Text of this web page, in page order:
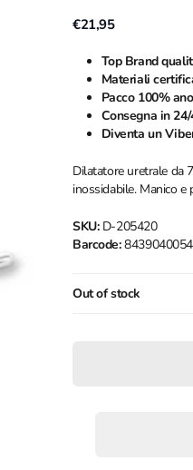
€21,95
Top Brand
Materiali
Pacco 100%
Consegna in
Diventa un
Dilatatore uretrale da
inossidabile. Manico
SKU:D-205420
Barcode:
Out of stock